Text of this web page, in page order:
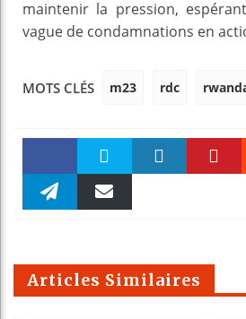
maintenir la pression,
vague de condamnations en
MOTS CLÉS m23 rdc
Faceboo Twitter
m
Articles Similaires